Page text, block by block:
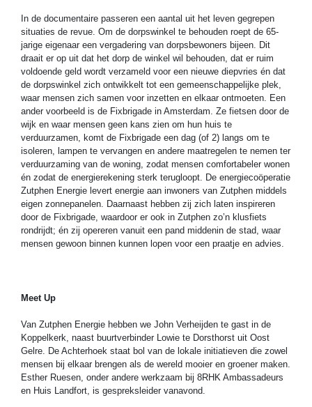
In de documentaire passeren een aantal uit het leven gegrepen
situaties de revue. Om de dorpswinkel te behouden roept de 65-
jarige eigenaar een vergadering van dorpsbewoners bijeen. Dit
draait er op uit dat het dorp de winkel wil behouden, dat er ruim
voldoende geld wordt verzameld voor een nieuwe diepvries én dat
de dorpswinkel zich ontwikkelt tot een gemeenschappelijke plek,
waar mensen zich samen voor inzetten en elkaar ontmoeten. Een
ander voorbeeld is de Fixbrigade in Amsterdam. Ze fietsen door de
wijk en waar mensen geen kans zien om hun huis te
verduurzamen, komt de Fixbrigade een dag (of 2) langs om te
isoleren, lampen te vervangen en andere maatregelen te nemen ter
verduurzaming van de woning, zodat mensen comfortabeler wonen
én zodat de energierekening sterk terugloopt. De energiecoöperatie
Zutphen Energie levert energie aan inwoners van Zutphen middels
eigen zonnepanelen. Daarnaast hebben zij zich laten inspireren
door de Fixbrigade, waardoor er ook in Zutphen zo’n klusfiets
rondrijdt; én zij opereren vanuit een pand middenin de stad, waar
mensen gewoon binnen kunnen lopen voor een praatje en advies.
Meet Up
Van Zutphen Energie hebben we John Verheijden te gast in de
Koppelkerk, naast buurtverbinder Lowie te Dorsthorst uit Oost
Gelre. De Achterhoek staat bol van de lokale initiatieven die zowel
mensen bij elkaar brengen als de wereld mooier en groener maken.
Esther Ruesen, onder andere werkzaam bij 8RHK Ambassadeurs
en Huis Landfort, is gespreksleider vanavond.